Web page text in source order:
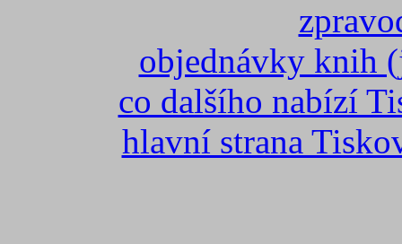
objednávky knih
co dalšího nabízí
hlavní strana